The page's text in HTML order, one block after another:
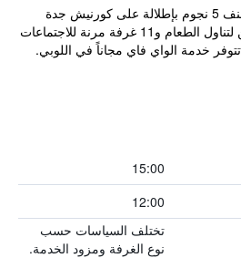
يتميز فندق "هيلتون" هذا المصنف 5 نجوم بإطلالة على كورنيش جدة
والبحر الأحمر، ويوفر 5 أماكن لتناول الطعام و11 غرفة مرنة للاجتماعات
خدمة الواي فاي مجاناً في اللوبي.
15:00
12:00
تختلف السياسات حسب
نوع الغرفة ومزود الخدمة.